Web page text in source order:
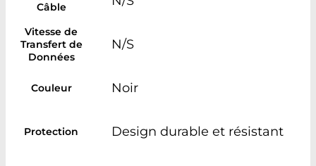
Câble
Vitesse de
Transfert de
Données
N/S
Couleur Noir
Protection Design durable et résistant